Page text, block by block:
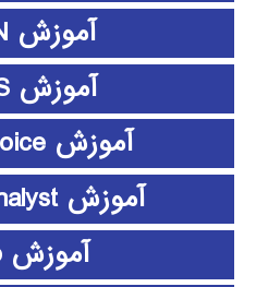
آموزش ePLAN
آموزش ETABS
آموزش expert choice
آموزش Frontier Analyst
آموزش github